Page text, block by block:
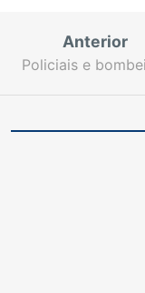
Anterior
Policiais e
homenageados
Assistência